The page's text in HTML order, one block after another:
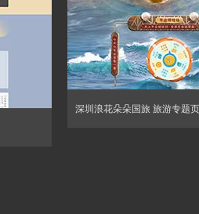
深圳浪花朵朵国旅 旅游专题